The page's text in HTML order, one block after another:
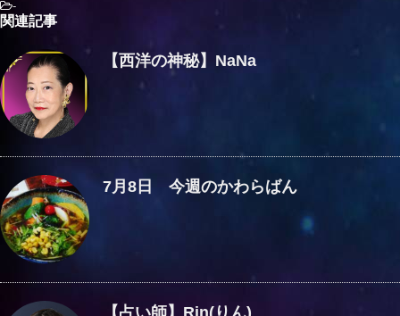
-
関連記事
【西洋の神秘】NaNa
7月8日 今週のかわらばん
【占い師】Rin(りん)